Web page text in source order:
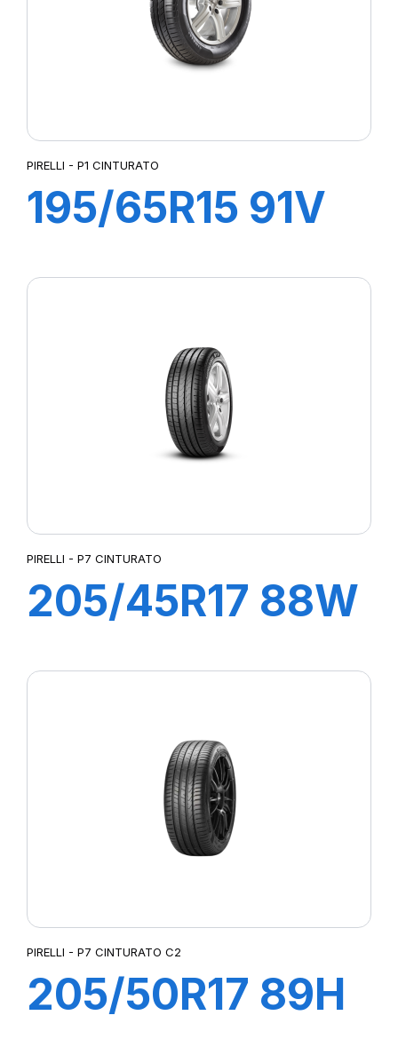
PIRELLI - P1 CINTURATO
195/65R15 91V
PIRELLI - P7 CINTURATO
205/45R17 88W
PIRELLI - P7 CINTURATO C2
205/50R17 89H